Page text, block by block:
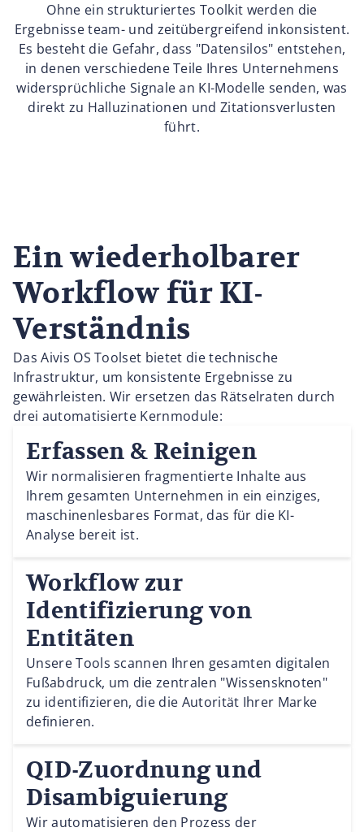
Ohne ein strukturiertes Toolkit werden die
Ergebnisse team- und zeitübergreifend inkonsistent.
Es besteht die Gefahr, dass "Datensilos" entstehen,
in denen verschiedene Teile Ihres Unternehmens
widersprüchliche Signale an KI-Modelle senden, was
direkt zu Halluzinationen und Zitationsverlusten
führt.
Ein wiederholbarer
Workflow für KI-
Verständnis
Das Aivis OS Toolset bietet die technische
Infrastruktur, um konsistente Ergebnisse zu
gewährleisten. Wir ersetzen das Rätselraten durch
drei automatisierte Kernmodule:
Erfassen & Reinigen
Wir normalisieren fragmentierte Inhalte aus
Ihrem gesamten Unternehmen in ein einziges,
maschinenlesbares Format, das für die KI-
Analyse bereit ist.
Workflow zur
Identifizierung von
Entitäten
Unsere Tools scannen Ihren gesamten digitalen
Fußabdruck, um die zentralen "Wissensknoten"
zu identifizieren, die die Autorität Ihrer Marke
definieren.
QID-Zuordnung und
Disambiguierung
Wir automatisieren den Prozess der